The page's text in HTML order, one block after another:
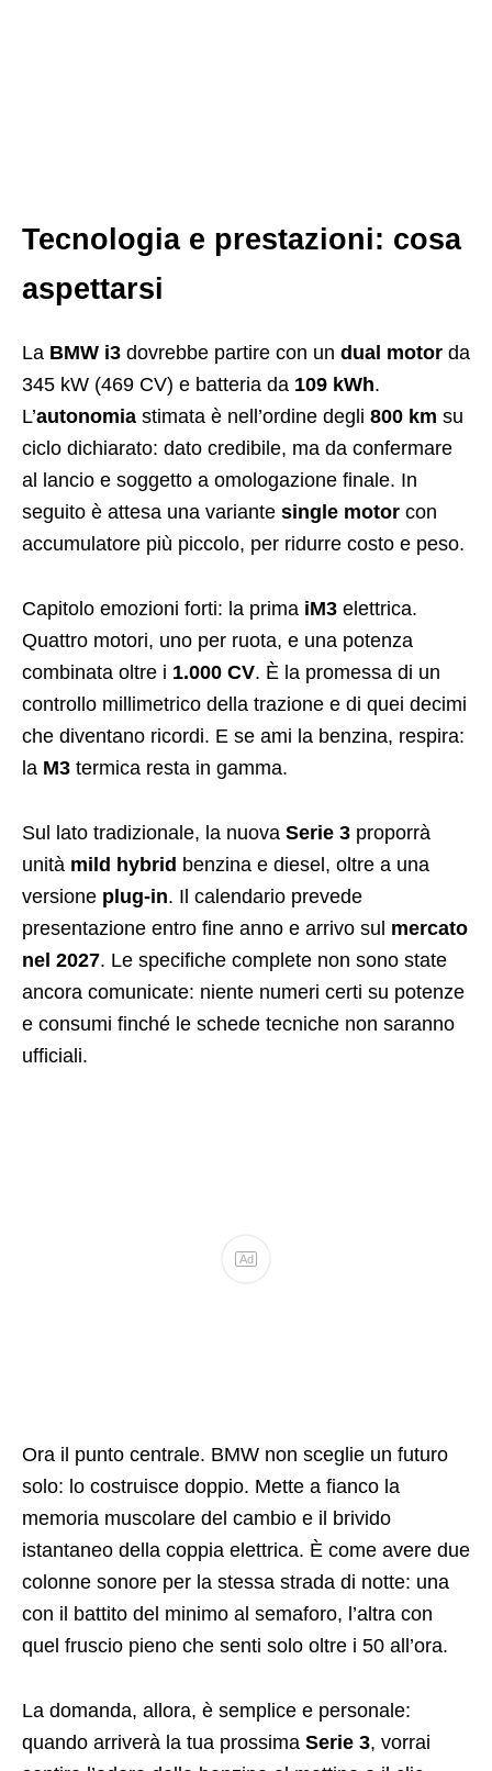
Tecnologia e prestazioni: cosa
aspettarsi
La BMW i3 dovrebbe partire con un dual motor da
345 kW (469 CV) e batteria da 109 kWh.
L’autonomia stimata è nell’ordine degli 800 km su
ciclo dichiarato: dato credibile, ma da confermare
al lancio e soggetto a omologazione finale. In
seguito è attesa una variante single motor con
accumulatore più piccolo, per ridurre costo e peso.
Capitolo emozioni forti: la prima iM3 elettrica.
Quattro motori, uno per ruota, e una potenza
combinata oltre i 1.000 CV. È la promessa di un
controllo millimetrico della trazione e di quei decimi
che diventano ricordi. E se ami la benzina, respira:
la M3 termica resta in gamma.
Sul lato tradizionale, la nuova Serie 3 proporrà
unità mild hybrid benzina e diesel, oltre a una
versione plug-in. Il calendario prevede
presentazione entro fine anno e arrivo sul mercato
nel 2027. Le specifiche complete non sono state
ancora comunicate: niente numeri certi su potenze
e consumi finché le schede tecniche non saranno
ufficiali.
Ad
Ora il punto centrale. BMW non sceglie un futuro
solo: lo costruisce doppio. Mette a fianco la
memoria muscolare del cambio e il brivido
istantaneo della coppia elettrica. È come avere due
colonne sonore per la stessa strada di notte: una
con il battito del minimo al semaforo, l’altra con
quel fruscio pieno che senti solo oltre i 50 all’ora.
La domanda, allora, è semplice e personale:
quando arriverà la tua prossima Serie 3, vorrai